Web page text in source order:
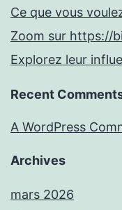
Ce que vous
Zoom sur https://
Explorez leur
Recent
A WordPress
Archives
mars 2026